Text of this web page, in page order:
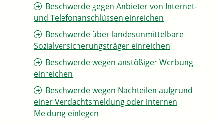
Beschwerde gegen Anbieter von Internet-
und Telefonanschlüssen einreichen
Beschwerde über landesunmittelbare
Sozialversicherungsträger einreichen
Beschwerde wegen anstößiger Werbung
einreichen
Beschwerde wegen Nachteilen aufgrund
einer Verdachtsmeldung oder internen
Meldung einlegen